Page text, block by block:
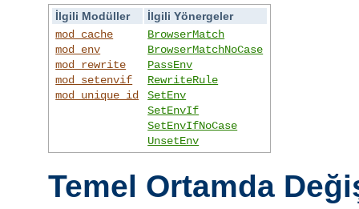
İlgili Modüller
İlgili Yönergeler
mod_cache
mod_env
mod_rewrite
mod_setenvif
mod_unique_id
BrowserMatch
BrowserMatchNoCase
PassEnv
RewriteRule
SetEnv
SetEnvIf
SetEnvIfNoCase
UnsetEnv
Temel Ortamda